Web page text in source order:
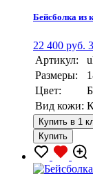
Бейсболка из
22 400 руб.
Артикул:
Размеры:
Цвет:
Вид кожи:
Купить в 1
Купить